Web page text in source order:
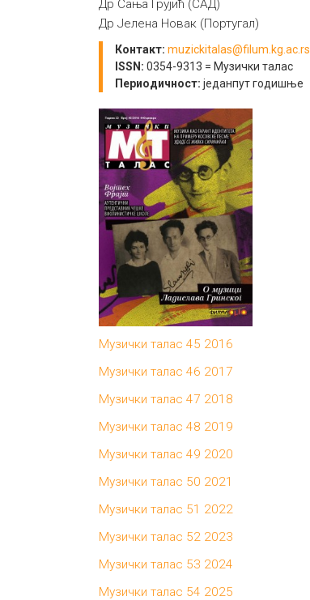
Др Сања Грујић (САД)
Др Јелена Новак (Португал)
Контакт: muzickitalas@filum.kg.ac.rs
ISSN: 0354-9313 = Музички талас
Периодичност: једанпут годишње
Музички талас 45 2016
Музички талас 46 2017
Музички талас 47 2018
Музички талас 48 2019
Музички талас 49 2020
Музички талас 50 2021
Музички талас 51 2022
Музички талас 52 2023
Музички талас 53 2024
Музички талас 54 2025